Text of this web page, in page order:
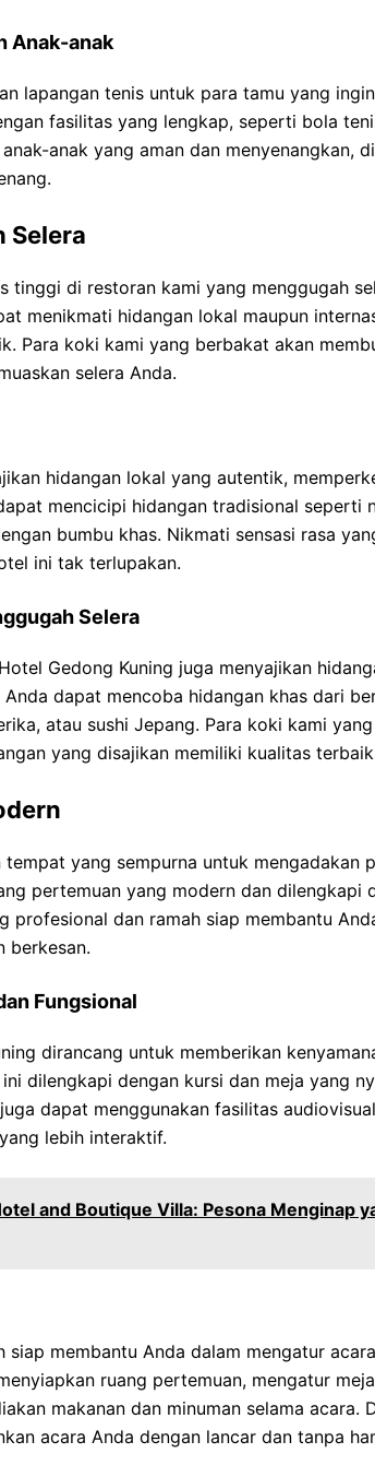
Anak-anak
lapangan tenis untuk para tamu yang
fasilitas yang lengkap, seperti bola
anak yang aman dan menyenangkan,
Selera
tinggi di restoran kami yang menggugah
menikmati hidangan lokal maupun
Para koki kami yang berbakat akan
selera Anda.
hidangan lokal yang autentik,
mencicipi hidangan tradisional seperti
bumbu khas. Nikmati sensasi rasa
ini tak terlupakan.
Selera
Gedong Kuning juga menyajikan
dapat mencoba hidangan khas dari
atau sushi Jepang. Para koki kami yang
yang disajikan memiliki kualitas
yang sempurna untuk mengadakan
pertemuan yang modern dan dilengkapi
profesional dan ramah siap membantu
berkesan.
Fungsional
dirancang untuk memberikan
dilengkapi dengan kursi dan meja yang
dapat menggunakan fasilitas
lebih interaktif.
and Boutique Villa: Pesona Menginap
membantu Anda dalam mengatur
ruang pertemuan, mengatur
makanan dan minuman selama acara.
acara Anda dengan lancar dan tanpa